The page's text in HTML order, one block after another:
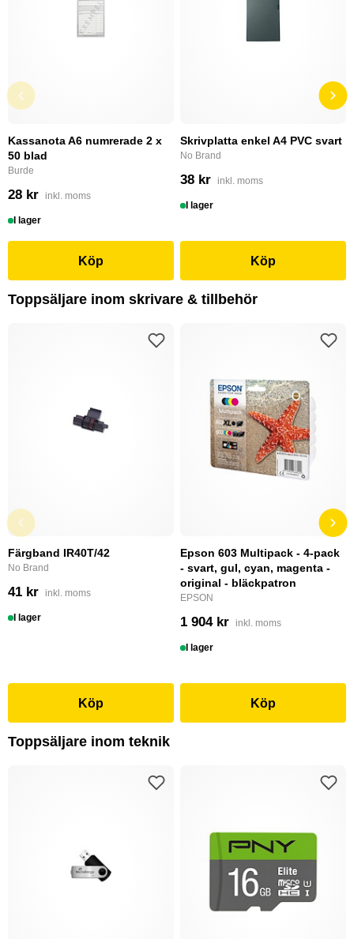
Kassanota A6 numrerade 2 x
50 blad
Burde
28 kr inkl. moms
I lager
Köp
Skrivplatta enkel A4 PVC svart
No Brand
38 kr inkl. moms
I lager
Köp
Toppsäljare inom skrivare & tillbehör
Färgband IR40T/42
No Brand
41 kr inkl. moms
I lager
Köp
Epson 603 Multipack - 4-pack
- svart, gul, cyan, magenta -
original - bläckpatron
EPSON
1 904 kr inkl. moms
I lager
Köp
Toppsäljare inom teknik